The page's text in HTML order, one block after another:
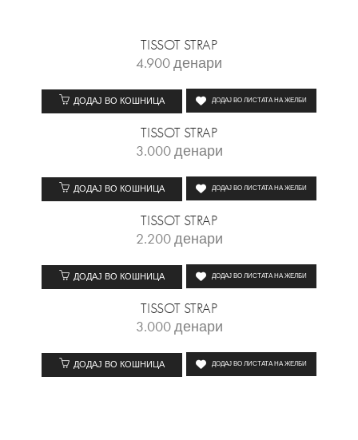
TISSOT STRAP
4.900денари
ДОДАЈ ВО КОШНИЦА ДОДАЈ ВО ЛИСТАТА НА ЖЕЛБИ
TISSOT STRAP
3.000денари
ДОДАЈ ВО КОШНИЦА ДОДАЈ ВО ЛИСТАТА НА ЖЕЛБИ
TISSOT STRAP
2.200денари
ДОДАЈ ВО КОШНИЦА ДОДАЈ ВО ЛИСТАТА НА ЖЕЛБИ
TISSOT STRAP
3.000денари
ДОДАЈ ВО КОШНИЦА ДОДАЈ ВО ЛИСТАТА НА ЖЕЛБИ